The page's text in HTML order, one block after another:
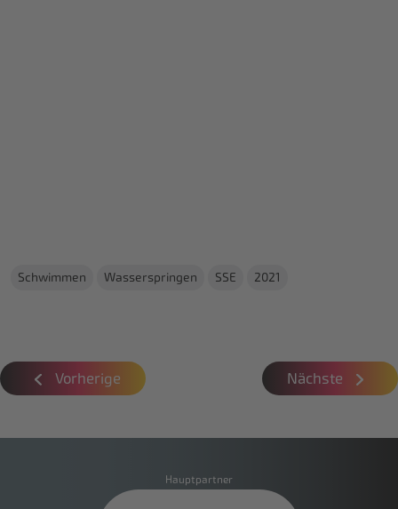
Schwimmen Wasserspringen SSE 2021
Vorherige Nächste
Hauptpartner